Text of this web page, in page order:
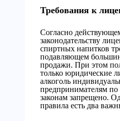
Требования к
Согласно
законодательству
спиртных напитков
подавляющем
продажи. При этом
только юридические
алкоголь
предпринимателям
законам запрещено.
правила есть два